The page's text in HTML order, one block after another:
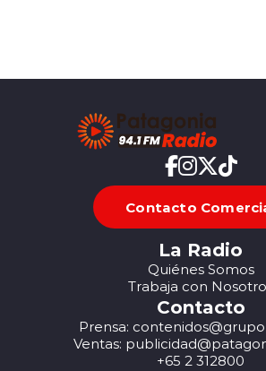
Contacto
La Radio
Quiénes Somos
Trabaja con
Contacto
Prensa:
Ventas:
+65 2 312800